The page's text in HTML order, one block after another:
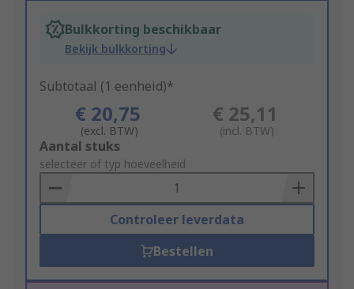
Bulkkorting beschikbaar
Bekijk bulkkorting
Subtotaal (1 eenheid)*
€ 20,75
(excl. BTW)
€ 25,11
(incl. BTW)
Add
to
Basket
Aantal stuks
selecteer of typ hoeveelheid
Controleer leverdata
Bestellen